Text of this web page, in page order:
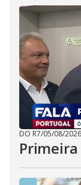
DO R7/05/08/2026
Primeira